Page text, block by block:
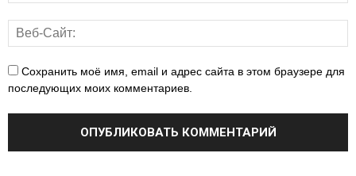
Сохранить моё имя, email и адрес сайта в этом браузере для
последующих моих комментариев.